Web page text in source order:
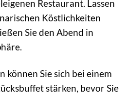
Restaurant. Lassen
Köstlichkeiten
Sie den Abend in
können Sie sich bei einem
stärken, bevor Sie